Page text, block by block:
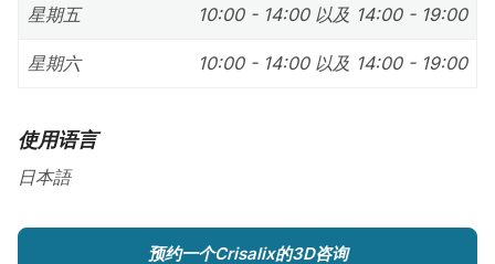
星期五 10:00 - 14:00 以及 14:00 - 19:00
星期六 10:00 - 14:00 以及 14:00 - 19:00
使用语言
日本語
预约一个Crisalix的3D咨询